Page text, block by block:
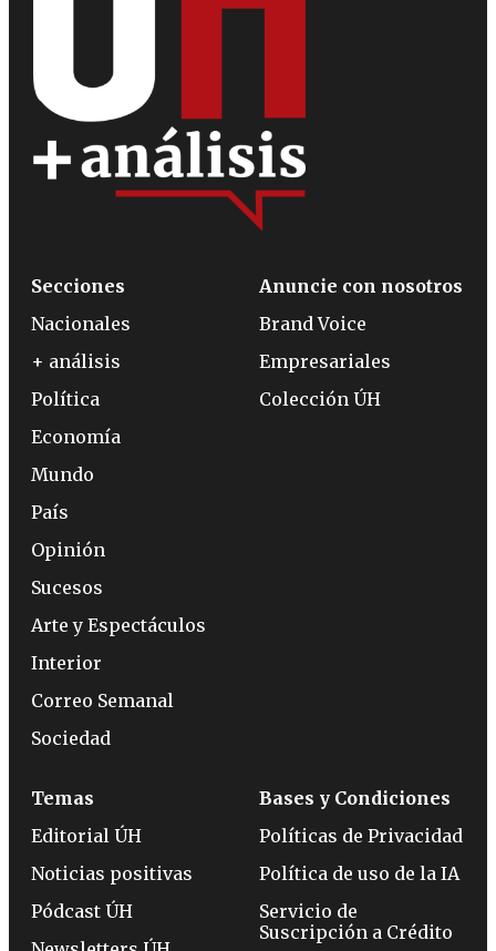
Secciones
Nacionales
+ análisis
Política
Economía
Mundo
País
Opinión
Sucesos
Arte y Espectáculos
Interior
Correo Semanal
Sociedad
Anuncie con nosotros
Brand Voice
Empresariales
Colección ÚH
Temas
Editorial ÚH
Noticias positivas
Pódcast ÚH
Bases y Condiciones
Políticas de Privacidad
Política de uso de la IA
Servicio de
Suscripción a Crédito